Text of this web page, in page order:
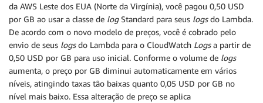
da AWS Leste dos EUA (Norte da Virgínia), você pagou 0,50 USD
por GB ao usar a classe de logStandard para seus logsdo Lambda.
De acordo com o novo modelo de preços, você é cobrado pelo
envio de seus logsdo Lambda para o CloudWatch Logsa partir de
0,50 USD por GB para uso inicial. Conforme o volume de logs
aumenta, o preço por GB diminui automaticamente em vários
níveis, atingindo taxas tão baixas quanto 0,05 USD por GB no
nível mais baixo. Essa alteração de preço se aplica